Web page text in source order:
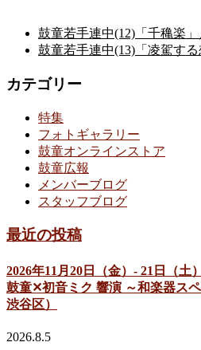
鼓童若手連中(12)「千穐楽
鼓童若手連中(13)「凌駕す
カテゴリー
特集
フォトギャラリー
鼓童オンラインストア
鼓童広報
メンバーブログ
スタッフブログ
最近の投稿
2026年11月20日（金）- 21日（土）
鼓童✕初音ミク 響演 ～和楽器ス
渋谷区）
2026.8.5